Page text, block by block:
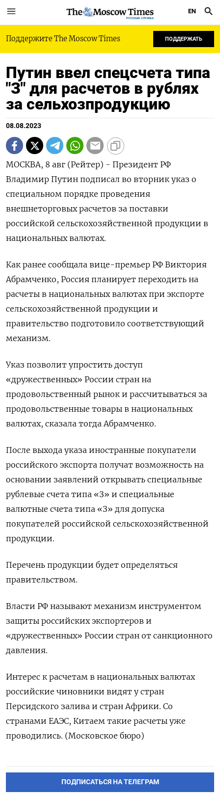
РУССКАЯ СЛУЖБА
EN
Поддержите The Moscow Times ПОДДЕРЖАТЬ
Путин ввел спецсчета типа
"З" для расчетов в рублях
за сельхозпродукцию
08.08.2023
МОСКВА, 8 авг (Рейтер) - Президент РФ
Владимир Путин подписал во вторник указ о
специальном порядке проведения
внешнеторговых расчетов за поставки
российской сельскохозяйственной продукции в
национальных валютах.
Как ранее сообщала вице-премьер РФ Виктория
Абрамченко, Россия планирует переходить на
расчеты в национальных валютах при экспорте
сельскохозяйственной продукции и
правительство подготовило соответствующий
механизм.
Указ позволит упростить доступ
«дружественных» России стран на
продовольственный рынок и рассчитываться за
продовольственные товары в национальных
валютах, сказала тогда Абрамченко.
После выхода указа иностранные покупатели
российского экспорта получат возможность на
основании заявлений открывать специальные
рублевые счета типа «З» и специальные
валютные счета типа «З» для допуска
покупателей российской сельскохозяйственной
продукции.
Перечень продукции будет определяться
правительством.
Власти РФ называют механизм инструментом
защиты российских экспортеров и
«дружественных» России стран от санкционного
давления.
Интерес к расчетам в национальных валютах
российские чиновники видят у стран
Персидского залива и стран Африки. Со
странами ЕАЭС, Китаем такие расчеты уже
проводились. (Московское бюро)
ПОДПИСАТЬСЯ НА ТЕЛЕГРАМ